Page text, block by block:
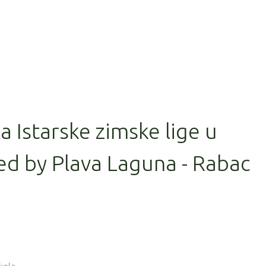
Istarske zimske lige u
by Plava Laguna - Rabac